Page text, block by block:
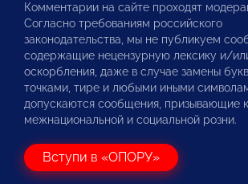
Комментарии на сайте проходят
Согласно требованиям российского
законодательства, мы не публикуем
содержащие нецензурную лексику и/
оскорбления, даже в случае замены букв
точками, тире и любыми иными
допускаются сообщения, призывающие к
межнациональной и социальной розни.
Вступи в «ОПОРУ»